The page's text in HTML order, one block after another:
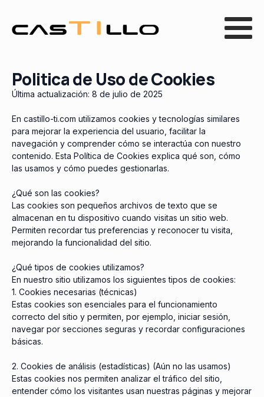
Politica de Uso de Cookies
Última actualización: 8 de julio de 2025
En castillo-ti.com utilizamos cookies y tecnologías similares
para mejorar la experiencia del usuario, facilitar la
navegación y comprender cómo se interactúa con nuestro
contenido. Esta Política de Cookies explica qué son, cómo
las usamos y cómo puedes gestionarlas.
¿Qué son las cookies?
Las cookies son pequeños archivos de texto que se
almacenan en tu dispositivo cuando visitas un sitio web.
Permiten recordar tus preferencias y reconocer tu visita,
mejorando la funcionalidad del sitio.
¿Qué tipos de cookies utilizamos?
En nuestro sitio utilizamos los siguientes tipos de cookies:
1. Cookies necesarias (técnicas)
Estas cookies son esenciales para el funcionamiento
correcto del sitio y permiten, por ejemplo, iniciar sesión,
navegar por secciones seguras y recordar configuraciones
básicas.
2. Cookies de análisis (estadísticas) (Aún no las usamos)
Estas cookies nos permiten analizar el tráfico del sitio,
entender cómo los visitantes usan nuestras páginas y mejorar